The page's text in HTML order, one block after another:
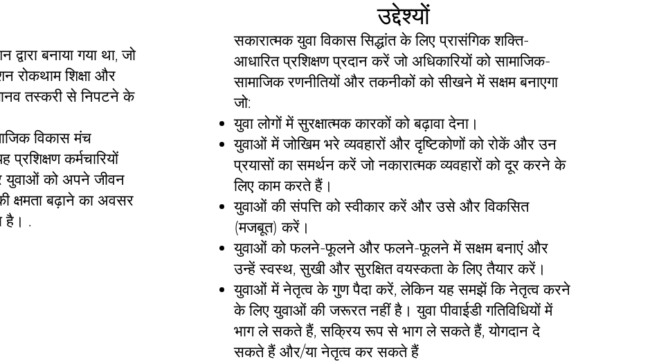
बनाया गया था, जो
रोकथाम शिक्षा और
तस्करी से निपटने के
विकास मंच
कर्मचारियों
युवाओं को अपने जीवन
क्षमता बढ़ाने का अवसर
है। .
उद्देश्यों
सकारात्मक युवा विकास सिद्धांत के लिए प्रासंगिक शक्ति-
आधारित प्रशिक्षण प्रदान करें जो अधिकारियों को सामाजिक-
सामाजिक रणनीतियों और तकनीकों को सीखने में सक्षम बनाएगा
जो:
युवा लोगों में सुरक्षात्मक कारकों को बढ़ावा देना।
युवाओं में जोखिम भरे व्यवहारों और दृष्टिकोणों को रोकें और उन
प्रयासों का समर्थन करें जो नकारात्मक व्यवहारों को दूर करने के
लिए काम करते हैं।
युवाओं की संपत्ति को स्वीकार करें और उसे और विकसित
(मजबूत) करें।
युवाओं को फलने-फूलने और फलने-फूलने में सक्षम बनाएं और
उन्हें स्वस्थ, सुखी और सुरक्षित वयस्कता के लिए तैयार करें।
युवाओं में नेतृत्व के गुण पैदा करें, लेकिन यह समझें कि नेतृत्व करने
के लिए युवाओं की जरूरत नहीं है। युवा पीवाईडी गतिविधियों में
भाग ले सकते हैं, सक्रिय रूप से भाग ले सकते हैं, योगदान दे
सकते हैं और/या नेतृत्व कर सकते हैं